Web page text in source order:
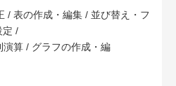
/ 表の作成・編集 / 並び替え・フ
定 /
演算 / グラフの作成・編